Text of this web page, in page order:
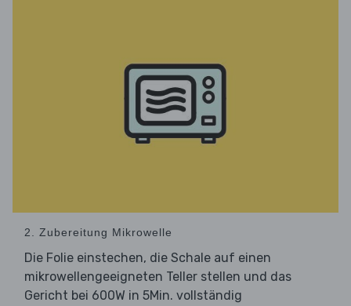
2. Zubereitung Mikrowelle
Die Folie einstechen, die Schale auf einen
mikrowellengeeigneten Teller stellen und das
Gericht bei 600W in 5Min. vollständig